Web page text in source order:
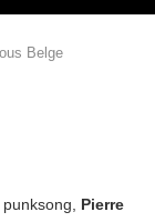
Belge
Pierre